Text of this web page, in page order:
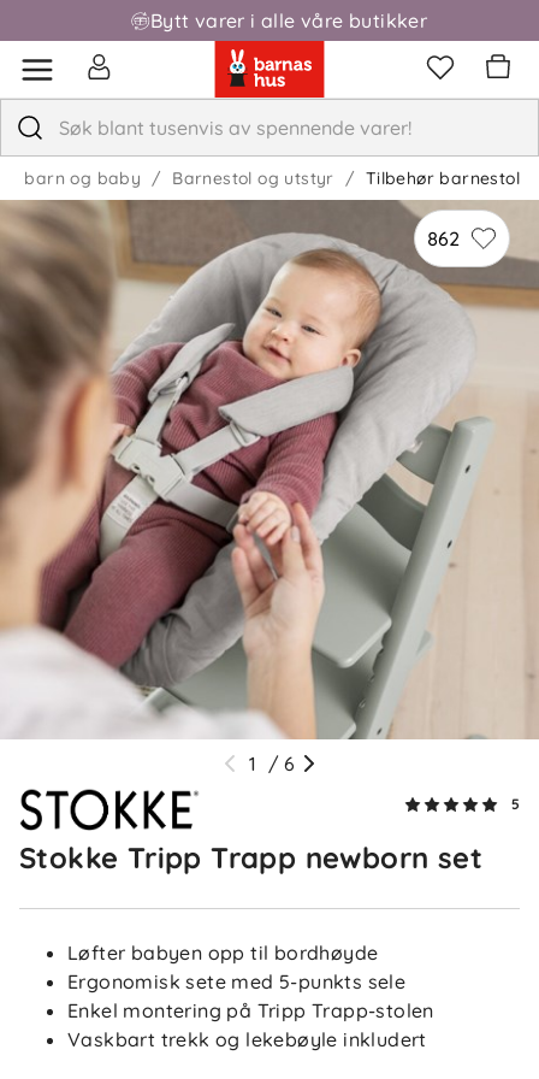
Bytt varer i alle våre butikker
Fri frakt over 1000,-
barn og baby Barnestol og utstyr Tilbehør barnestol
862
1 / 6
5
Stokke Tripp Trapp newborn set
Løfter babyen opp til bordhøyde
Ergonomisk sete med 5-punkts sele
Enkel montering på Tripp Trapp-stolen
Vaskbart trekk og lekebøyle inkludert
5.0
basert på 5 anmeldelser
5
1
Filtrer etter
SG Susanne G Bekreftet kjøper
Perfekt til babyer sånn at de slipper å være på gulvet
når man spiser på kjøkkenet eller ved spisebord, da
kommer de høyt opp.